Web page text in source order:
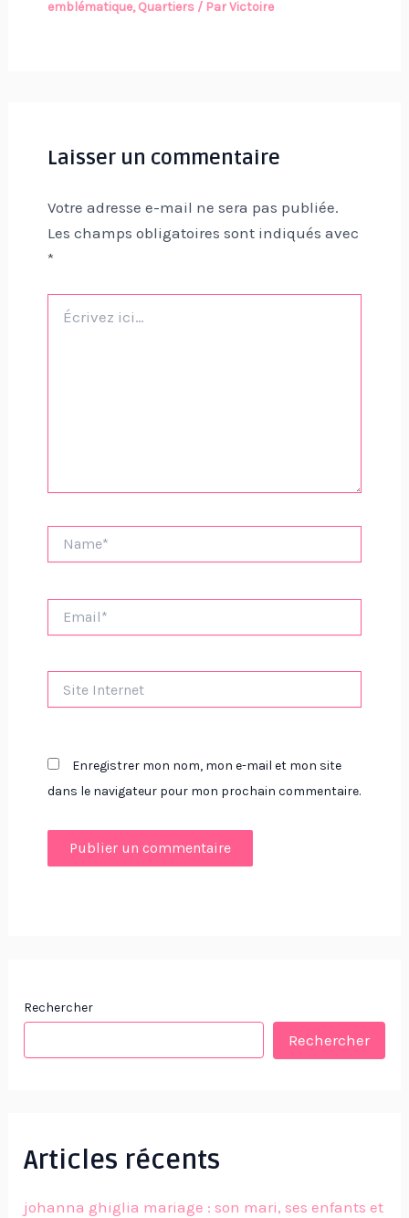
emblématique,Quartiers/ ParVictoire
Laisser un commentaire
Votre adresse e-mail ne sera pas publiée.
Les champs obligatoires sont indiqués avec
*
ici…
Internet
Enregistrer mon nom, mon e-mail et mon site
dans le navigateur pour mon prochain commentaire.
Rechercher
Rechercher
Articles récents
johanna ghiglia mariage : son mari, ses enfants et